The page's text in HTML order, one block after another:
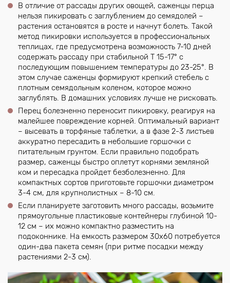
В отличие от рассады других овощей, саженцы перца
нельзя пикировать с заглублением до семядолей –
растения остановятся в росте и начнут болеть. Такой
метод пикировки используется в профессиональных
теплицах, где предусмотрена возможность 7-10 дней
содержать рассаду при стабильной Т 15-17° с
последующим повышением температуры до 23-25°. В
этом случае саженцы формируют крепкий стебель с
плотным семядольным коленом, которое можно
заглублять. В домашних условиях лучше не рисковать.
Перец болезненно переносит пикировку, реагируя на
малейшее повреждение корней. Оптимальный вариант
– высевать в торфяные таблетки, а в фазе 2-3 листьев
аккуратно пересадить в небольшие горшочки с
питательным грунтом. Если правильно подобрать
размер, саженцы быстро оплетут корнями земляной
ком и пересадка пройдет безболезненно. Для
компактных сортов приготовьте горшочки диаметром
3-4 см, для крупнолистных – 8-10 см.
Если планируете заготовить много рассады, возьмите
прямоугольные пластиковые контейнеры глубиной 10-
12 см – их можно компактно разместить на
подоконнике. На емкость размером 30х60 потребуется
один-два пакета семян (при ритме посадки между
растениями 2-3 см).